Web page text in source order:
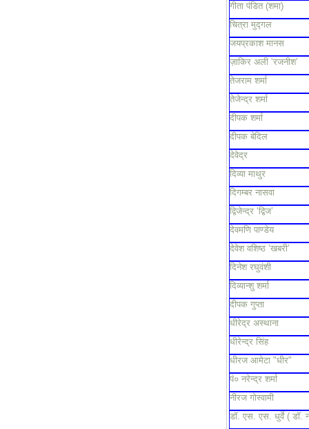
गीता पंडित (शमा)
चित्रा मुद्गल
जयप्रकाश मानस
ज़ाकिर अली ‘रजनीश’
तेजराम शर्मा
तेजेन्द्र शर्मा
दीपक शर्मा
दीपक बेदिल
देवेद्र
दिव्या माथुर
दिगम्बर नासवा
द्विजेन्द्र ‘द्विज’
देवमणि पाण्डेय
देवेश वशिष्ठ ’खबरी’
दिनेश रघुवंशी
दिव्यान्शु शर्मा
दीपक गुप्ता
धीरेद्र अस्थाना
धीरेन्द्र सिंह
धीरज आमेटा "धीर"
पं० नरेन्द्र शर्मा
नीरज गोस्वामी
डॉ. एस. एस. धुर्वे ( डॉ.